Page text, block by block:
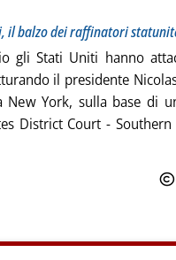
il balzo dei raffinatori
Stati Uniti hanno
il presidente
York, sulla base di
District Court -